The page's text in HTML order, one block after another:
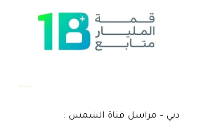
دبي - مراسل فناة الشمس :